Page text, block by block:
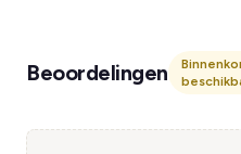
Beoordelingen